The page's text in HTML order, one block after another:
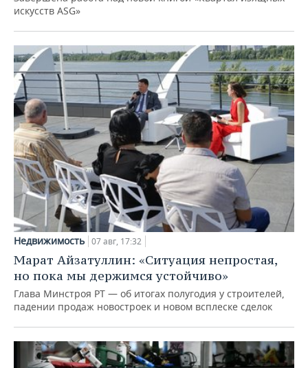
искусств ASG»
Недвижимость 07 авг, 17:32
Марат Айзатуллин: «Ситуация непростая,
но пока мы держимся устойчиво»
Глава Минстроя РТ — об итогах полугодия у строителей,
падении продаж новостроек и новом всплеске сделок